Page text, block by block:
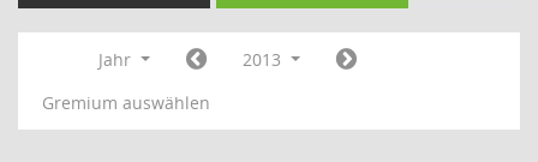
Jahr
2013
Gremium auswählen